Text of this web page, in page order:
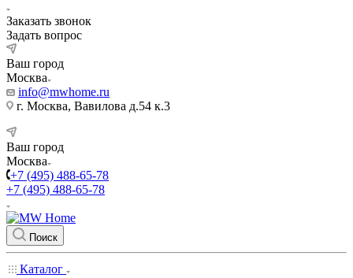
Заказать звонок
Задать вопрос
Ваш город
Москва
info@mwhome.ru
г. Москва, Вавилова д.54 к.3
Ваш город
Москва
+7 (495) 488-65-78
+7 (495) 488-65-78
Поиск
Каталог